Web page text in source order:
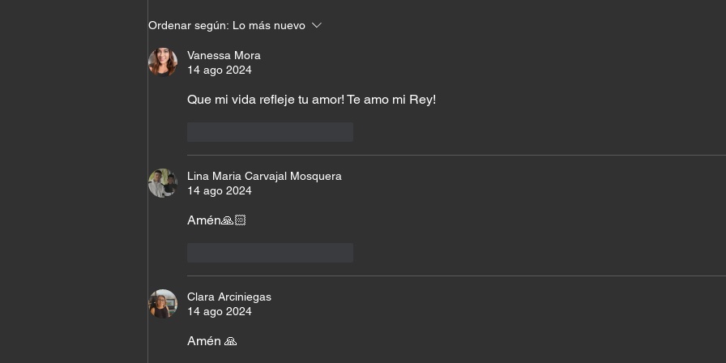
Cuando Dios cambia tu
nombre antes de cambiar tu
vida
Ordenar según: Lo más nuevo
Vanessa Mora
14 ago 2024
Que mi vida refleje tu amor! Te amo mi Rey!
Lina Maria Carvajal Mosquera
14 ago 2024
Amén🙏🏻
Clara Arciniegas
14 ago 2024
Amén 🙏